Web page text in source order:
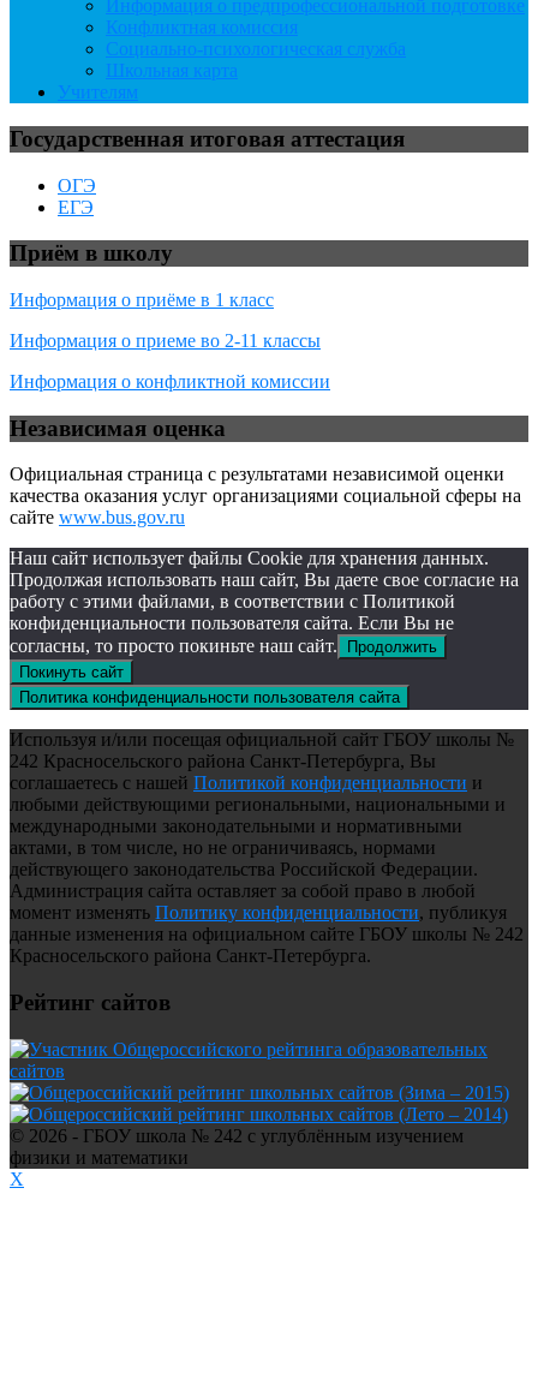
Информация о предпрофессиональной подготовке
Конфликтная комиссия
Социально-психологическая служба
Школьная карта
Учителям
Государственная итоговая аттестация
ОГЭ
ЕГЭ
Приём в школу
Информация о приёме в 1 класс
Информация о приеме во 2-11 классы
Информация о конфликтной комиссии
Независимая оценка
Официальная страница с результатами независимой оценки
качества оказания услуг организациями социальной сферы на
сайте www.bus.gov.ru
Наш сайт использует файлы Cookie для хранения данных.
Продолжая использовать наш сайт, Вы даете свое согласие на
работу с этими файлами, в соответствии с Политикой
конфиденциальности пользователя сайта. Если Вы не
согласны, то просто покиньте наш сайт.
Продолжить
Покинуть сайт
Политика конфиденциальности пользователя сайта
Используя и/или посещая официальной сайт ГБОУ школы №
242 Красносельского района Санкт-Петербурга, Вы
соглашаетесь с нашей Политикой конфиденциальности и
любыми действующими региональными, национальными и
международными законодательными и нормативными
актами, в том числе, но не ограничиваясь, нормами
действующего законодательства Российской Федерации.
Администрация сайта оставляет за собой право в любой
момент изменять Политику конфиденциальности, публикуя
данные изменения на официальном сайте ГБОУ школы № 242
Красносельского района Санкт-Петербурга.
Рейтинг сайтов
© 2026 - ГБОУ школа № 242 с углублённым изучением
физики и математики
X